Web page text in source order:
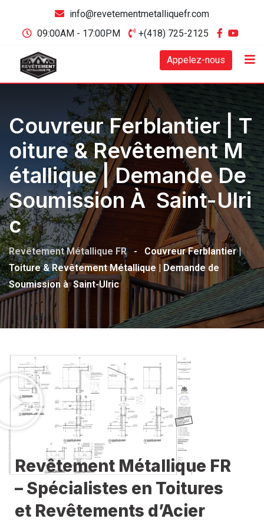
info@revetementmetalliquefr.com
09:00AM - 17:00PM
+(418) 725-2125
Appelez-nous
Couvreur Ferblantier | T
Oiture & Revêtement M
Étallique | Demande De
Soumission À Saint-Ulri
C
Revêtement Métallique FR -
Couvreur Ferblantier |
Toiture & Revêtement Métallique | Demande de
Soumission à Saint-Ulric
Revêtement Métallique FR
– Spécialistes en Toitures
et Revêtements d’Acier